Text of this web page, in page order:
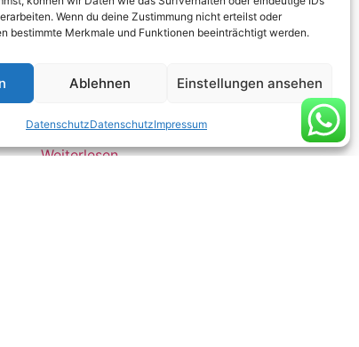
Wenn du deine Zustimmung nicht erteilst oder
bestimmte Merkmale und Funktionen beeinträchtigt werden.
Ablehnen Einstellungen ansehen
DatenschutzDatenschutzImpressum
Weiterlesen